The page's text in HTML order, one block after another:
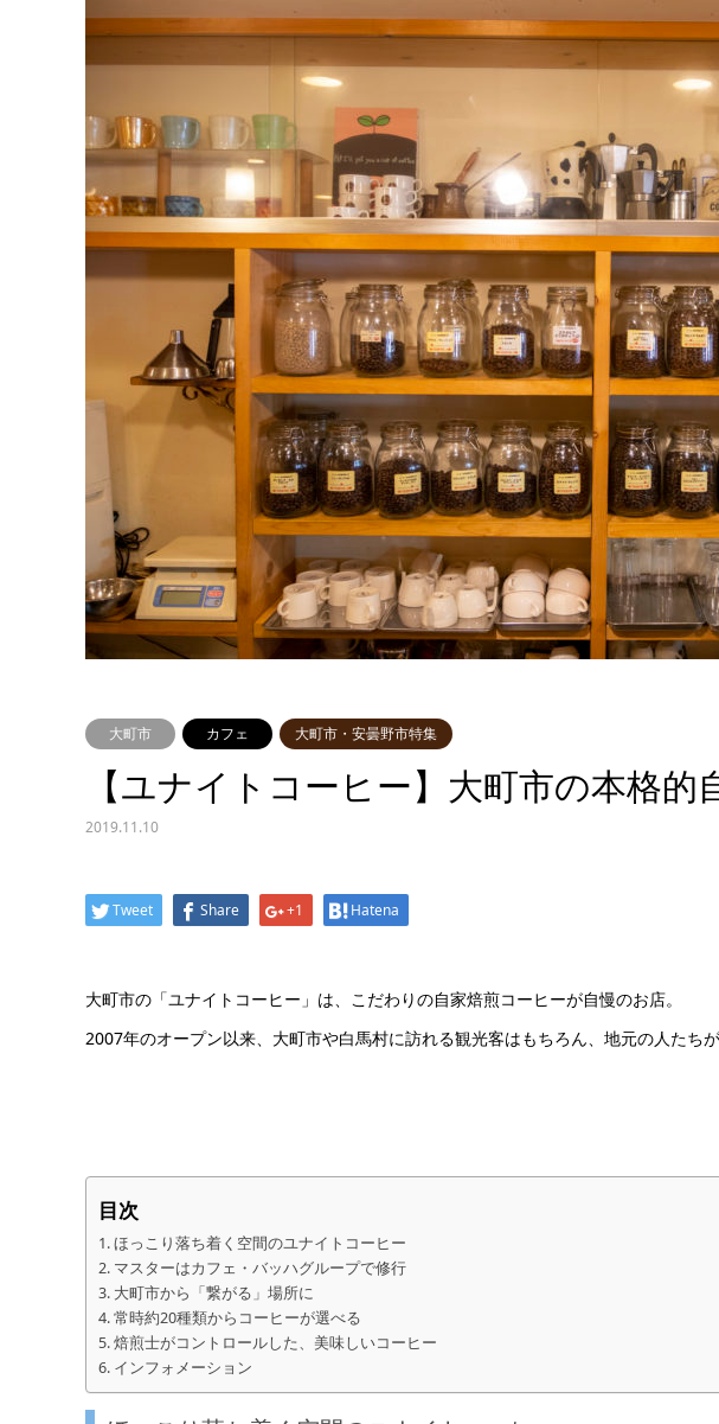
大町市 カフェ 大町市・安曇野市特集
【ユナイトコーヒー】大町市の本格的
2019.11.10
Tweet Share +1 Hatena
大町市の「ユナイトコーヒー」は、こだわりの自家焙煎コーヒーが自慢のお店。
2007年のオープン以来、大町市や白馬村に訪れる観光客はもちろん、地元の人たち
目次
ほっこり落ち着く空間のユナイトコーヒー
マスターはカフェ・バッハグループで修行
大町市から「繋がる」場所に
常時約20種類からコーヒーが選べる
焙煎士がコントロールした、美味しいコーヒー
インフォメーション